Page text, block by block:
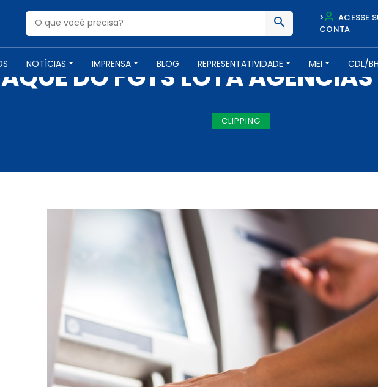
>
ACESSE
CONTA
NOTÍCIAS IMPRENSA BLOG REPRESENTATIVIDADE MEI CDL/BH
IMPRENSA -10 DE ABRIL DE 2017
DO FGTS LOTA
CLIPPING